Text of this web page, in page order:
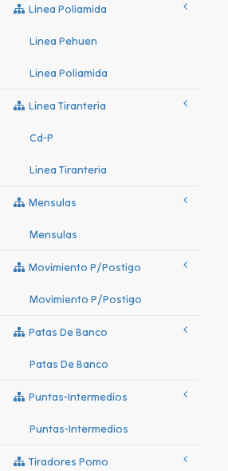
Linea Poliamida
Linea Pehuen
Linea Poliamida
Linea Tiranteria
Cd-P
Linea Tiranteria
Mensulas
Mensulas
Movimiento P/postigo
Movimiento P/postigo
Patas De Banco
Patas De Banco
Puntas-Intermedios
Puntas-Intermedios
Tiradores Pomo